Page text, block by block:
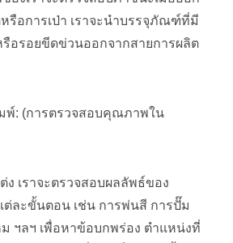
รือการเป่า เราจะนำบรรจุภัณฑ์ที่มี
อรอยขีดข่วนออกจากสายการผลิต
พ์: (การตรวจสอบคุณภาพใน
เราจะตรวจสอบผลลัพธ์ของ
ละขั้นตอน เช่น การพ่นสี การปั๊ม
ฯลฯ เพื่อหาข้อบกพร่อง ตำแหน่งที่